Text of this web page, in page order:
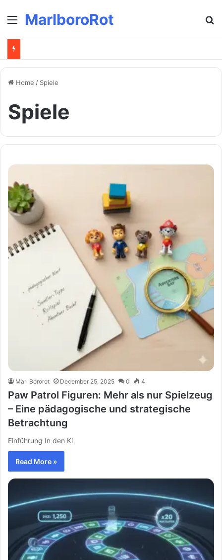
MenuMarlboroRot
Home / Spiele
Spiele
Marl Bororot December 25, 2025 0 4
Paw Patrol Figuren: Mehr als nur Spielzeug
– Eine pädagogische und strategische
Betrachtung
Einführung In den Ki
Read More »